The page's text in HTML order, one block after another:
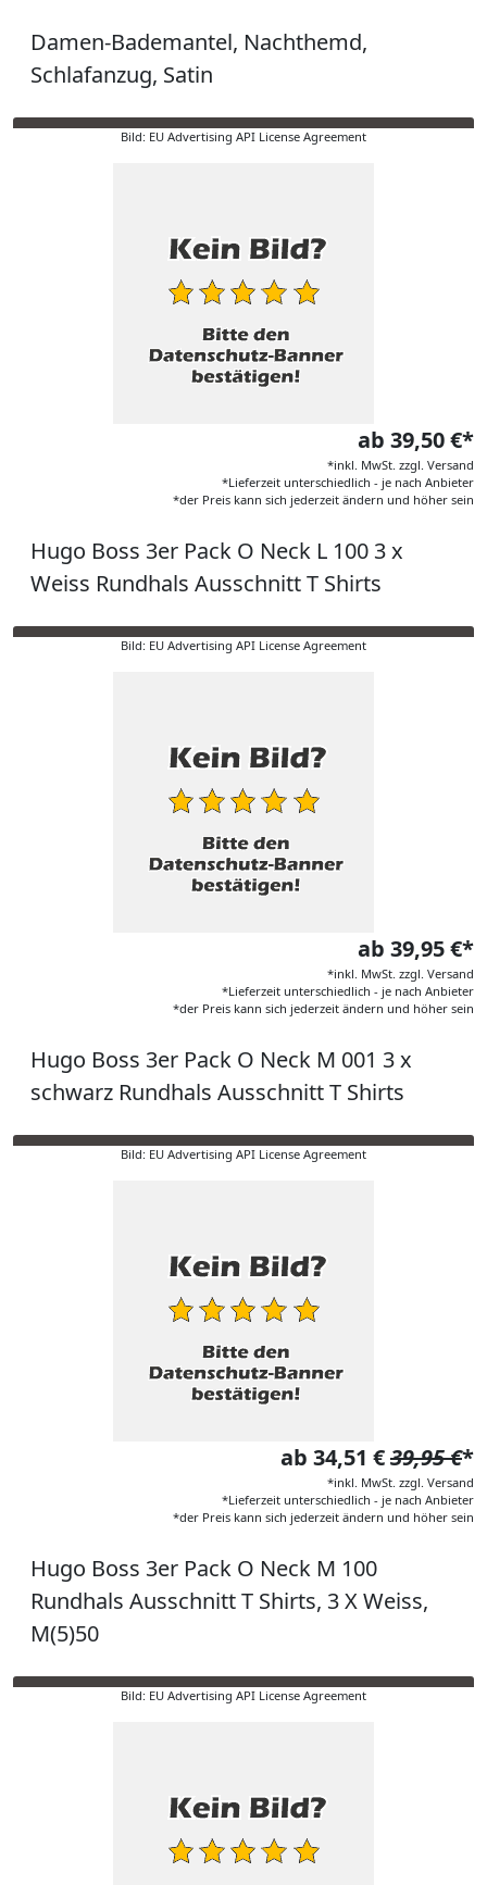
Damen-Bademantel, Nachthemd,
Schlafanzug, Satin
Bild: EU Advertising API License Agreement
ab 39,50 €*
*inkl. MwSt. zzgl. Versand
*Lieferzeit unterschiedlich - je nach Anbieter
*der Preis kann sich jederzeit ändern und höher sein
Hugo Boss 3er Pack O Neck L 100 3 x
Weiss Rundhals Ausschnitt T Shirts
Bild: EU Advertising API License Agreement
ab 39,95 €*
*inkl. MwSt. zzgl. Versand
*Lieferzeit unterschiedlich - je nach Anbieter
*der Preis kann sich jederzeit ändern und höher sein
Hugo Boss 3er Pack O Neck M 001 3 x
schwarz Rundhals Ausschnitt T Shirts
Bild: EU Advertising API License Agreement
ab 34,51 €39,95 €*
*inkl. MwSt. zzgl. Versand
*Lieferzeit unterschiedlich - je nach Anbieter
*der Preis kann sich jederzeit ändern und höher sein
Hugo Boss 3er Pack O Neck M 100
Rundhals Ausschnitt T Shirts, 3 X Weiss,
M(5)50
Bild: EU Advertising API License Agreement